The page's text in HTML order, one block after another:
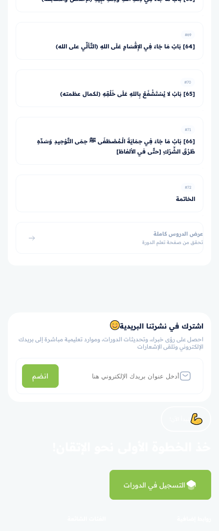
#69
[64] بَابُ مَا جَاءَ فِي الإِقْسَامِ عَلَى اللهِ (التَّألِّي على الله)
#70
[65] بَابُ لا يُسْتَشْفَعُ بِاللهِ عَلَى خَلْقِهِ (لكمال عظمته)
#71
[66] بَابُ مَا جَاءَ فِي حِمَايَةَ الْـمُصْطَفَى ﷺ حِمَى التَّوْحِيدِ وَسَدِّهِ
طُرُقَ الشِّرْكِ [حتَّى في الألفاظ]
#72
الخاتمة
عرض الدروس كاملة
تحقق من صفحة تعلم الدورة
اشترك في نشرتنا البريدية
احصل على رؤى خبراء، وتحديثات الدورات، وموارد تعليمية مباشرة إلى بريدك
الإلكتروني وتلقى الإشعارات
انضم
التسجيل في الدورات